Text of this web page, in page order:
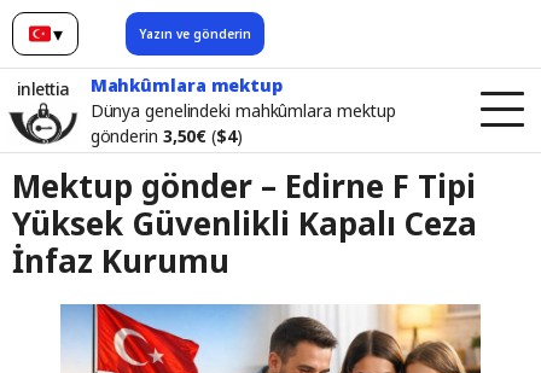
▾
Türkçe Yazın ve gönderin
inlettia
Mahkûmlara mektup
Dünya genelindeki mahkûmlara mektup
gönderin 3,50€($4)
Mektup gönder – Edirne F Tipi
Yüksek Güvenlikli Kapalı Ceza
İnfaz Kurumu